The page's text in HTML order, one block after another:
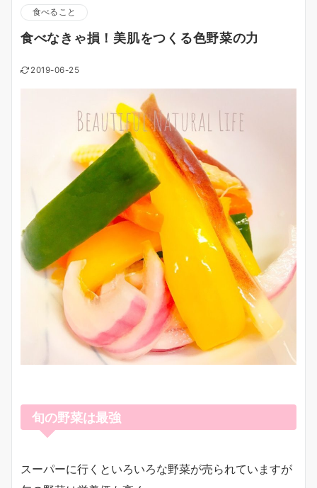
食べること
食べなきゃ損！美肌をつくる色野菜の力
2019-06-25
旬の野菜は最強
スーパーに行くといろいろな野菜が売られていますが